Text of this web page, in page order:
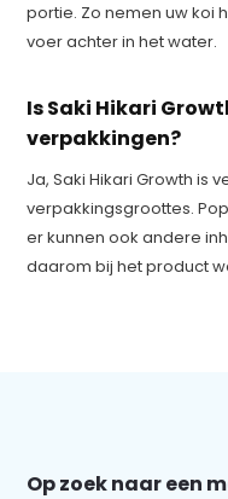
portie. Zo nemen uw koi
voer achter in het water.
Is Saki Hikari
verpakkingen?
Ja, Saki Hikari Growth is
verpakkingsgroottes.
er kunnen ook andere
daarom bij het product
Op zoek naar een